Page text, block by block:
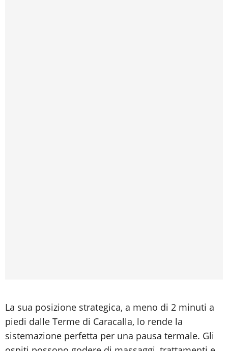
La sua posizione strategica, a meno di 2 minuti a
piedi dalle Terme di Caracalla, lo rende la
sistemazione perfetta per una pausa termale. Gli